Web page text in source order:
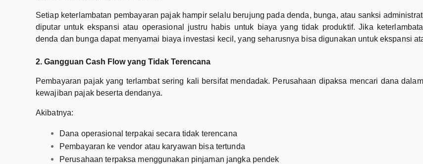
Setiap keterlambatan pembayaran pajak hampir selalu berujung pada denda, bunga, atau sanksi
diputar untuk ekspansi atau operasional justru habis untuk biaya yang tidak produktif. Jika
denda dan bunga dapat menyamai biaya investasi kecil, yang seharusnya bisa digunakan untuk ekspansi
2. Gangguan Cash Flow yang Tidak Terencana
Pembayaran pajak yang terlambat sering kali bersifat mendadak. Perusahaan dipaksa mencari dana
kewajiban pajak beserta dendanya.
Akibatnya:
Dana operasional terpakai secara tidak terencana
Pembayaran ke vendor atau karyawan bisa tertunda
Perusahaan terpaksa menggunakan pinjaman jangka pendek